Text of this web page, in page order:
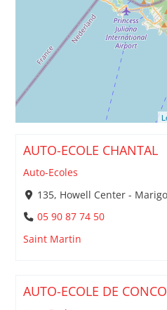
AUTO-ECOLE CHANTAL
Auto-Ecoles
135, Howell Center -
05 90 87 74 50
Saint Martin
AUTO-ECOLE DE